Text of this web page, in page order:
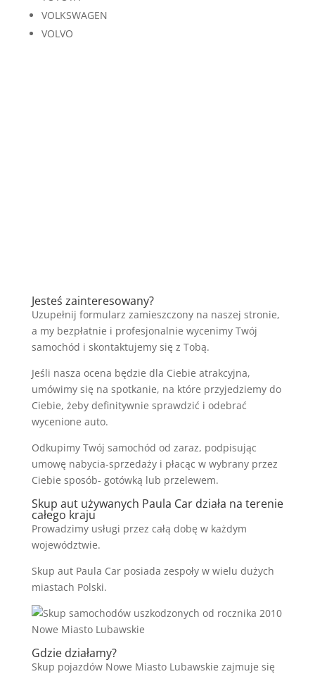
VOLKSWAGEN
VOLVO
Jesteś zainteresowany?
Uzupełnij formularz zamieszczony na naszej stronie,
a my bezpłatnie i profesjonalnie wycenimy Twój
samochód i skontaktujemy się z Tobą.
Jeśli nasza ocena będzie dla Ciebie atrakcyjna,
umówimy się na spotkanie, na które przyjedziemy do
Ciebie, żeby definitywnie sprawdzić i odebrać
wycenione auto.
Odkupimy Twój samochód od zaraz, podpisując
umowę nabycia-sprzedaży i płacąc w wybrany przez
Ciebie sposób- gotówką lub przelewem.
Skup aut używanych Paula Car działa na terenie
całego kraju
Prowadzimy usługi przez całą dobę w każdym
województwie.
Skup aut Paula Car posiada zespoły w wielu dużych
miastach Polski.
Gdzie działamy?
Skup pojazdów Nowe Miasto Lubawskie zajmuje się